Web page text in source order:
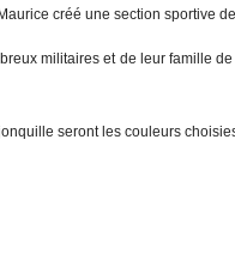
créé une section sportive
militaires et de leur famille
seront les couleurs